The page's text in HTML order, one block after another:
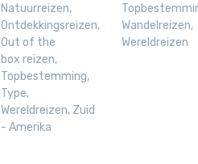
Natuurreizen,
Ontdekkingsreizen,
Out of the
box reizen,
Topbestemming,
Type,
Wereldreizen, Zuid
- Amerika
Wandelreizen,
Wereldreizen